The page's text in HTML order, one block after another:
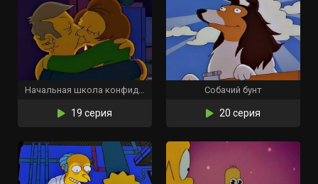
Начальная школа конфиденциально
19 серия
Собачий бунт
20 серия